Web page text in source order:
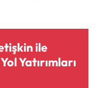
ile
Yatırımları